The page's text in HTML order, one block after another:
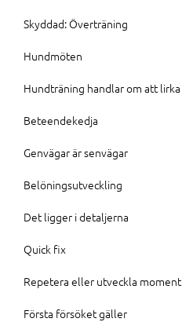
Skyddad: Överträning
Hundmöten
Hundträning handlar om att lirka
Beteendekedja
Genvägar är senvägar
Belöningsutveckling
Det ligger i detaljerna
Quick fix
Repetera eller utveckla moment
Första försöket gäller